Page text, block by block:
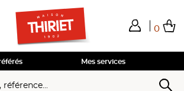
0
mes achats
Voir mon panier
Voir mon panier
Voir mon panier
Voir mon panier
Mes services